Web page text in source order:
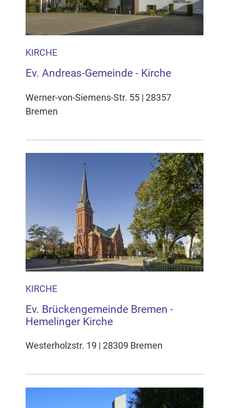
KIRCHE
Ev. Andreas-Gemeinde - Kirche
Werner-von-Siemens-Str. 55 | 28357
Bremen
KIRCHE
Ev. Brückengemeinde Bremen -
Hemelinger Kirche
Westerholzstr. 19 | 28309 Bremen